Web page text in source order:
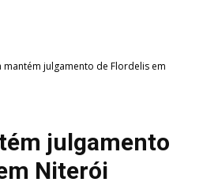
mantém julgamento de Flordelis em
julgamento
Niterói